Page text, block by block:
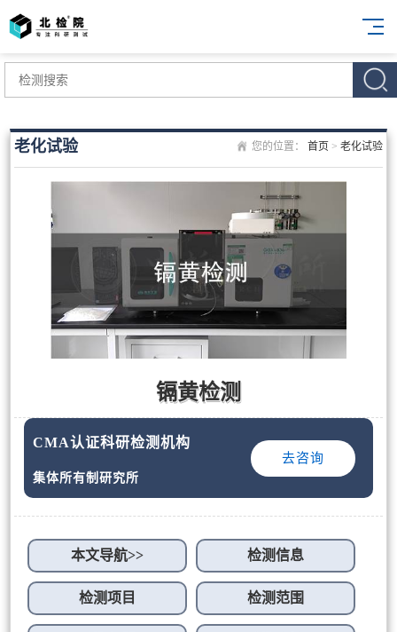
您的位置： 首页 > 老化试验
老化试验
镉黄检测
CMA认证科研检测机构
集体所有制研究所
去咨询
本文导航>> 检测信息
检测项目 检测范围